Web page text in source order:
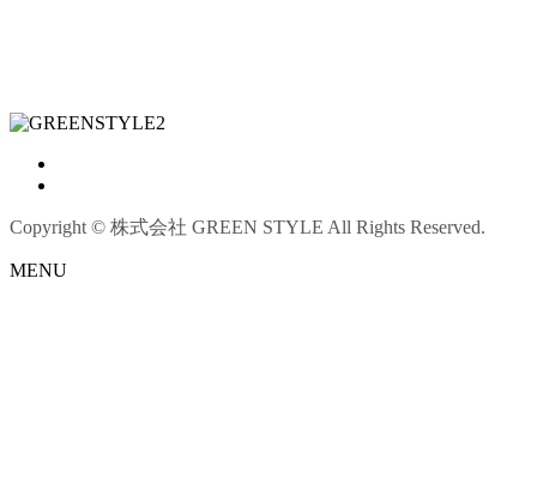
Copyright © 株式会社 GREEN STYLE All Rights Reserved.
MENU